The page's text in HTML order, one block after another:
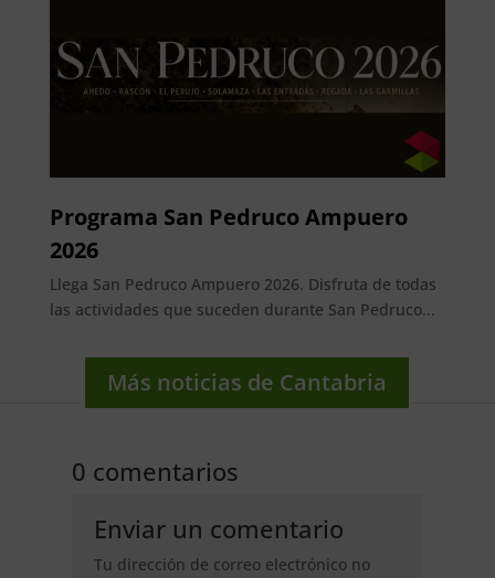
Programa San Pedruco Ampuero
2026
Llega San Pedruco Ampuero 2026. Disfruta de todas
las actividades que suceden durante San Pedruco...
Más noticias de Cantabria
0 comentarios
Enviar un comentario
Tu dirección de correo electrónico no